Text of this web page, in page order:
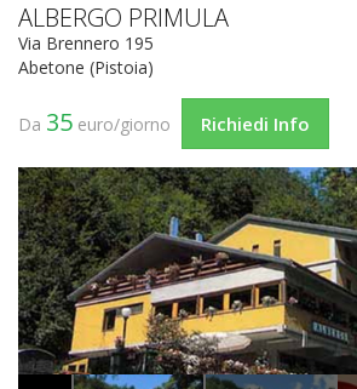
ALBERGO PRIMULA
Via Brennero 195
Abetone (Pistoia)
Da 35 euro/giorno Richiedi Info